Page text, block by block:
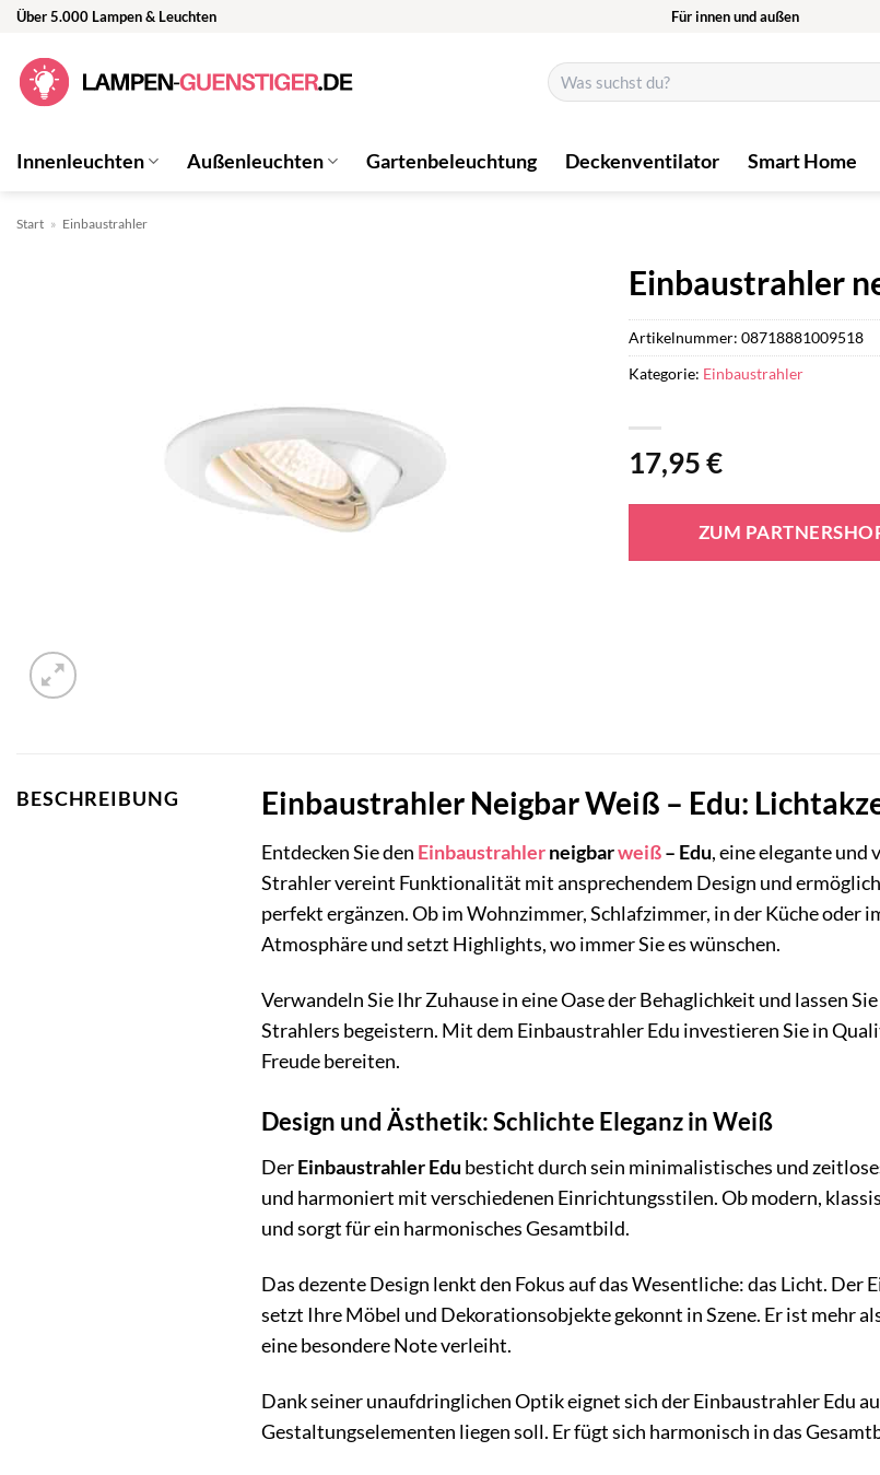
Zum
springen
Über 5.000 Lampen & Leuchten Für innen und außen
Suchen
nach:
Innenleuchten Außenleuchten Gartenbeleuchtung Deckenventilator Smart Home
Start » Einbaustrahler
Einbaustrahler
17,95€
ZUM
Artikelnummer: 08718881009518
Kategorie: Einbaustrahler
BESCHREIBUNG Einbaustrahler Neigbar Weiß – Edu:
Entdecken Sie den Einbaustrahlerneigbarweiß– Edu, eine elegante und
Strahler vereint Funktionalität mit ansprechendem Design und
perfekt ergänzen. Ob im Wohnzimmer, Schlafzimmer, in der Küche
Atmosphäre und setzt Highlights, wo immer Sie es wünschen.
Verwandeln Sie Ihr Zuhause in eine Oase der Behaglichkeit und lassen
Strahlers begeistern. Mit dem Einbaustrahler Edu investieren Sie in
Freude bereiten.
Design und Ästhetik: Schlichte Eleganz in Weiß
DerEinbaustrahler Edu besticht durch sein minimalistisches und
und harmoniert mit verschiedenen Einrichtungsstilen. Ob modern,
und sorgt für ein harmonisches Gesamtbild.
Das dezente Design lenkt den Fokus auf das Wesentliche: das Licht.
setzt Ihre Möbel und Dekorationsobjekte gekonnt in Szene. Er ist mehr
eine besondere Note verleiht.
Dank seiner unaufdringlichen Optik eignet sich der Einbaustrahler Edu
Gestaltungselementen liegen soll. Er fügt sich harmonisch in das